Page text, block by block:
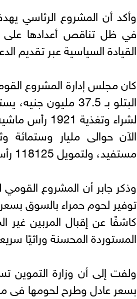
وأكد أن المشروع الرئاسي
في ظل تناقص أعدادها على
القيادة السياسية عبر تقديم
كان مجلس إدارة المشروع
لشراء
مستفيد، ولتمويل 118125 رأس ماشية.
وذكر جابر أن المشروع
توفير لحوم حمراء بالسوق
كاشفًا عن إقبال المربين
المستوردة المحسنة وراثيًا
ولفت إلى أن وزارة التموين
بسعر عادل وطرح لحومها فى